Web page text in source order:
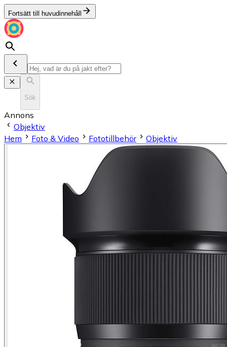
Fortsätt till huvudinnehåll
Sök
Annons
Objektiv
Hem
Foto & Video Fototillbehör Objektiv